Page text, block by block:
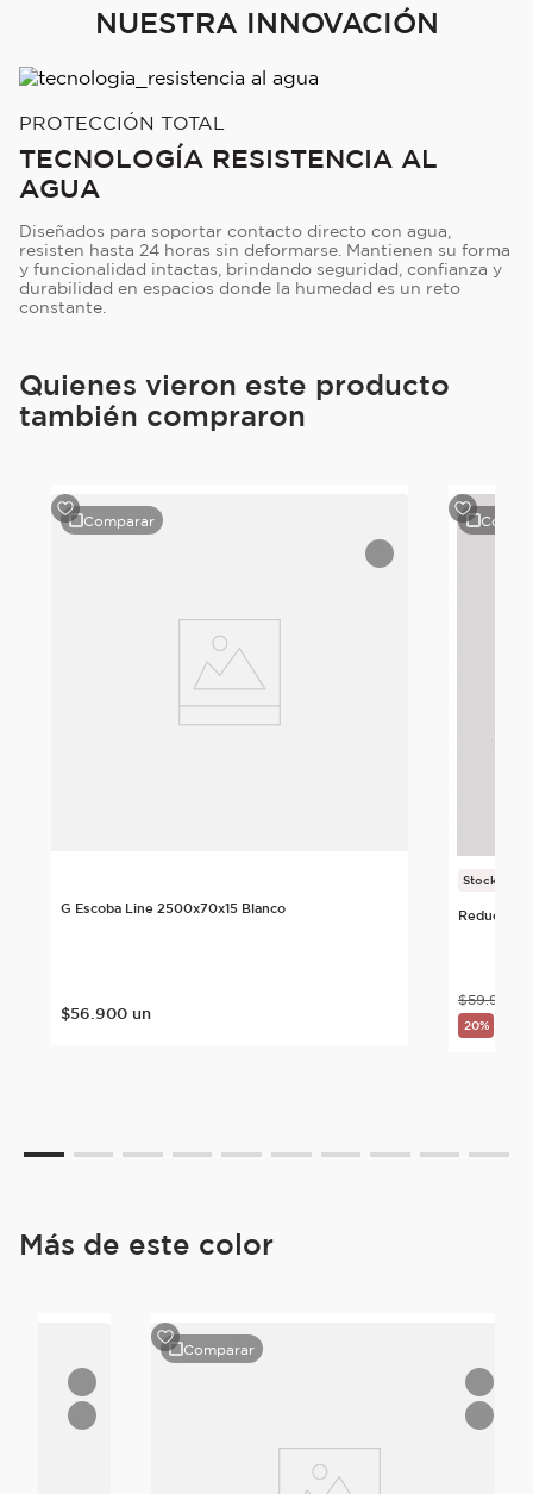
NUESTRA INNOVACIÓN
PROTECCIÓN TOTAL
TECNOLOGÍA RESISTENCIA AL
AGUA
Diseñados para soportar contacto directo con agua,
resisten hasta 24 horas sin deformarse. Mantienen su forma
y funcionalidad intactas, brindando seguridad, confianza y
durabilidad en espacios donde la humedad es un reto
constante.
Quienes vieron este producto
también compraron
Comparar
G Escoba Line 2500x70x15 Blanco
$56.900 un
Stock Final
Reductor
$59.900
20% $
Más de este color
Comparar